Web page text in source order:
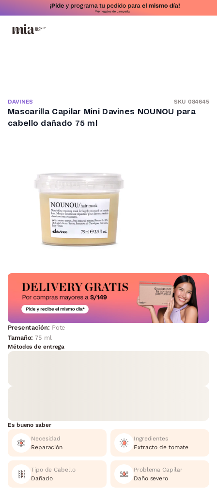
DAVINES SKU 084645
Mascarilla Capilar Mini Davines NOUNOU para
cabello dañado 75 ml
Presentación: Pote
Tamaño:75 ml
Métodos de entrega
Es bueno saber
Necesidad
Reparación
Ingredientes
Extracto de tomate
Tipo de Cabello
Dañado
Problema Capilar
Daño severo